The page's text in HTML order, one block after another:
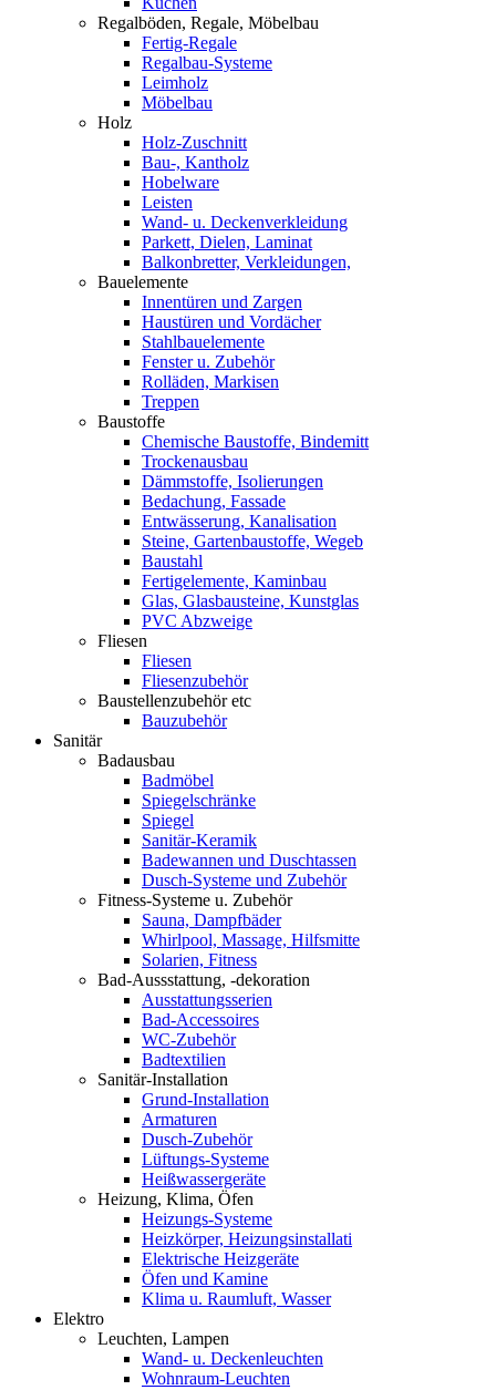
Regalböden, Regale, Möbelbau
Fertig-Regale
Regalbau-Systeme
Leimholz
Möbelbau
Holz
Holz-Zuschnitt
Bau-, Kantholz
Hobelware
Leisten
Wand- u. Deckenverkleidung
Parkett, Dielen, Laminat
Balkonbretter, Verkleidungen,
Bauelemente
Innentüren und Zargen
Haustüren und Vordächer
Stahlbauelemente
Fenster u. Zubehör
Rolläden, Markisen
Treppen
Baustoffe
Chemische Baustoffe, Bindemitt
Trockenausbau
Dämmstoffe, Isolierungen
Bedachung, Fassade
Entwässerung, Kanalisation
Steine, Gartenbaustoffe, Wegeb
Baustahl
Fertigelemente, Kaminbau
Glas, Glasbausteine, Kunstglas
PVC Abzweige
Fliesen
Fliesen
Fliesenzubehör
Baustellenzubehör etc
Bauzubehör
Sanitär
Badausbau
Badmöbel
Spiegelschränke
Spiegel
Sanitär-Keramik
Badewannen und Duschtassen
Dusch-Systeme und Zubehör
Fitness-Systeme u. Zubehör
Sauna, Dampfbäder
Whirlpool, Massage, Hilfsmitte
Solarien, Fitness
Bad-Aussstattung, -dekoration
Ausstattungsserien
Bad-Accessoires
WC-Zubehör
Badtextilien
Sanitär-Installation
Grund-Installation
Armaturen
Dusch-Zubehör
Lüftungs-Systeme
Heißwassergeräte
Heizung, Klima, Öfen
Heizungs-Systeme
Heizkörper, Heizungsinstallati
Elektrische Heizgeräte
Öfen und Kamine
Klima u. Raumluft, Wasser
Elektro
Leuchten, Lampen
Wand- u. Deckenleuchten
Wohnraum-Leuchten